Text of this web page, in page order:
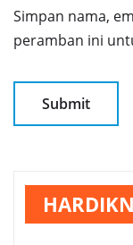
Simpan nama,
peramban ini